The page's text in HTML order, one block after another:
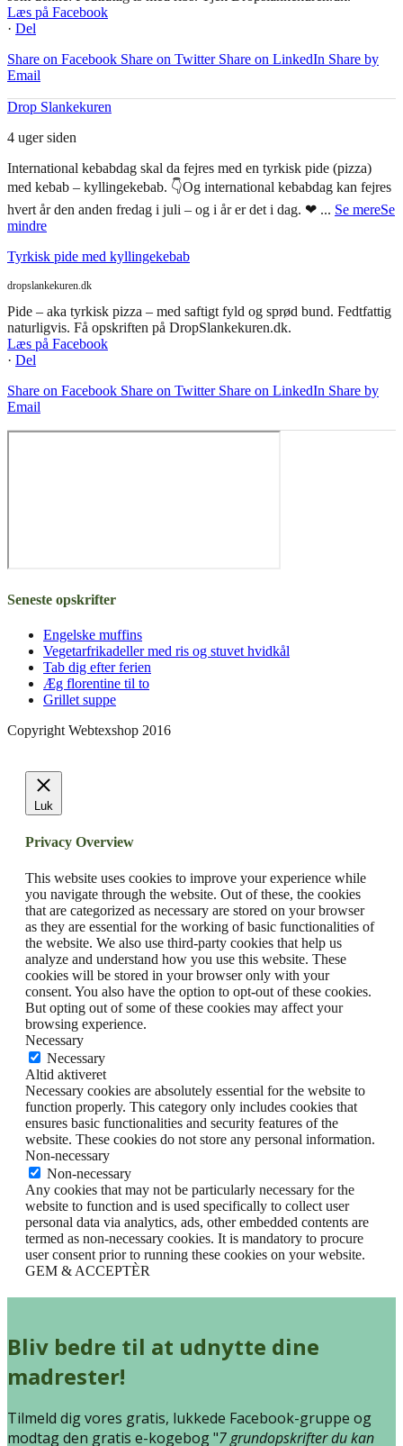
Læs på Facebook
· Del
Share on Facebook Share on Twitter Share on LinkedIn Share by
Email
Drop Slankekuren
4 uger siden
International kebabdag skal da fejres med en tyrkisk pide (pizza)
med kebab – kyllingekebab. 👇Og international kebabdag kan fejres
hvert år den anden fredag i juli – og i år er det i dag. ❤ ... Se mereSe
mindre
Tyrkisk pide med kyllingekebab
dropslankekuren.dk
Pide – aka tyrkisk pizza – med saftigt fyld og sprød bund. Fedtfattig
naturligvis. Få opskriften på DropSlankekuren.dk.
Læs på Facebook
· Del
Share on Facebook Share on Twitter Share on LinkedIn Share by
Email
Seneste opskrifter
Engelske muffins
Vegetarfrikadeller med ris og stuvet hvidkål
Tab dig efter ferien
Æg florentine til to
Grillet suppe
Copyright Webtexshop 2016
Luk
Privacy Overview
This website uses cookies to improve your experience while
you navigate through the website. Out of these, the cookies
that are categorized as necessary are stored on your browser
as they are essential for the working of basic functionalities of
the website. We also use third-party cookies that help us
analyze and understand how you use this website. These
cookies will be stored in your browser only with your
consent. You also have the option to opt-out of these cookies.
But opting out of some of these cookies may affect your
browsing experience.
Necessary
Necessary
Altid aktiveret
Necessary cookies are absolutely essential for the website to
function properly. This category only includes cookies that
ensures basic functionalities and security features of the
website. These cookies do not store any personal information.
Non-necessary
Non-necessary
Any cookies that may not be particularly necessary for the
website to function and is used specifically to collect user
personal data via analytics, ads, other embedded contents are
termed as non-necessary cookies. It is mandatory to procure
user consent prior to running these cookies on your website.
GEM & ACCEPTÈR
Bliv bedre til at udnytte dine
madrester!
Tilmeld dig vores gratis, lukkede Facebook-gruppe og
modtag den gratis e-kogebog "7 grundopskrifter du kan